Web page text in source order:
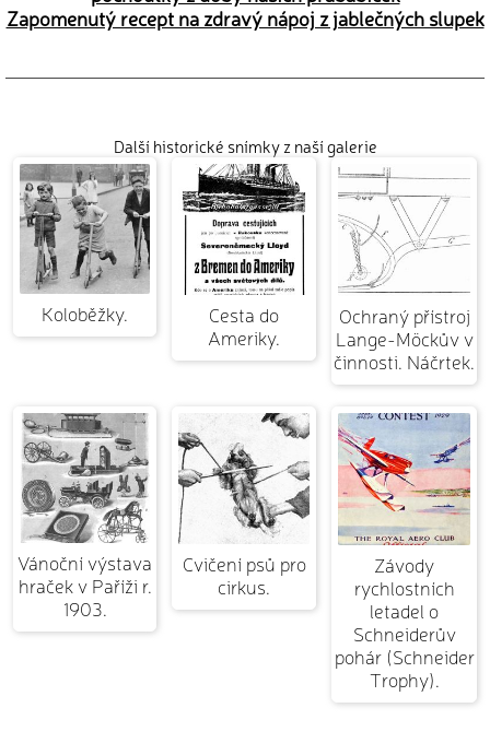
Zapomenutý recept na zdravý nápoj z jablečných slupek
Další historické snímky z naší galerie
Koloběžky.
Cesta do
Ameriky.
Ochraný přístroj
Lange-Möckův v
činnosti. Náčrtek.
Vánoční výstava
hraček v Paříži r.
1903.
Cvičení psů pro
cirkus.
Závody
rychlostních
letadel o
Schneiderův
pohár (Schneider
Trophy).